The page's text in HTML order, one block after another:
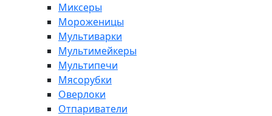
Миксеры
Мороженицы
Мультиварки
Мультимейкеры
Мультипечи
Мясорубки
Оверлоки
Отпариватели